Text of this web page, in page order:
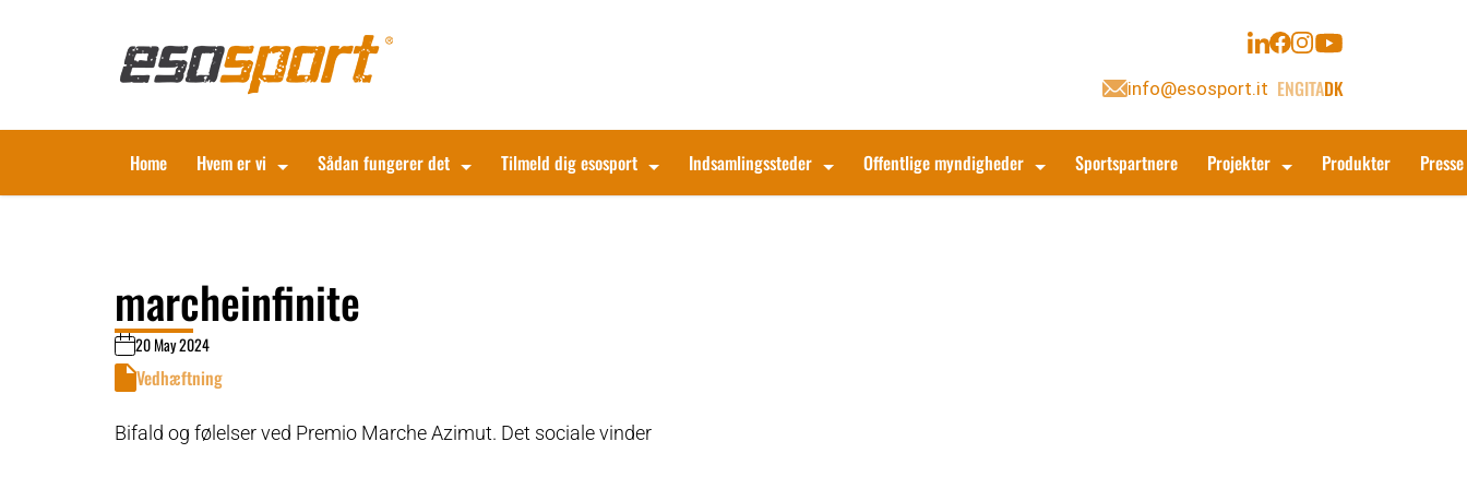
info@esosport.it ENGITADK
Home Hvem er vi Sådan fungerer det Tilmeld dig esosport Indsamlingssteder Offentlige myndigheder Sportspartnere Projekter Produkter Presse
marcheinfinite
20 May 2024
Vedhæftning
Bifald og følelser ved Premio Marche Azimut. Det sociale vinder